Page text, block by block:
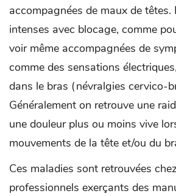
accompagnées de maux de têtes.
intenses avec blocage, comme
voir même accompagnées de
comme des sensations
dans le bras (névralgies cervico-
Généralement on retrouve une
une douleur plus ou moins vive
mouvements de la tête et/ou du
Ces maladies sont retrouvées
professionnels exerçants des